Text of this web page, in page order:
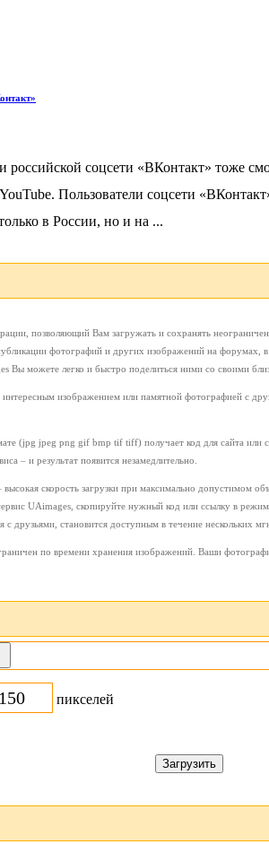
соцсети «ВКонтакт» тоже
Пользователи соцсети
в России, но и на ...
позволяющий Вам загружать и сохранять
фотографий и других изображений на форумах,
Вы можете легко и быстро поделиться ними со своими
интересным изображением или памятной фотографией с
(jpg jpeg png gif bmp tif tiff) получает код для сайта или
– и результат появится незамедлительно.
скорость загрузки при максимально допустимом
UAimages, скопируйте нужный код или ссылку в
с друзьями, становится доступным в течение нескольких
по времени хранения изображений. Ваши
пикселей